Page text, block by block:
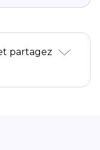
partagez